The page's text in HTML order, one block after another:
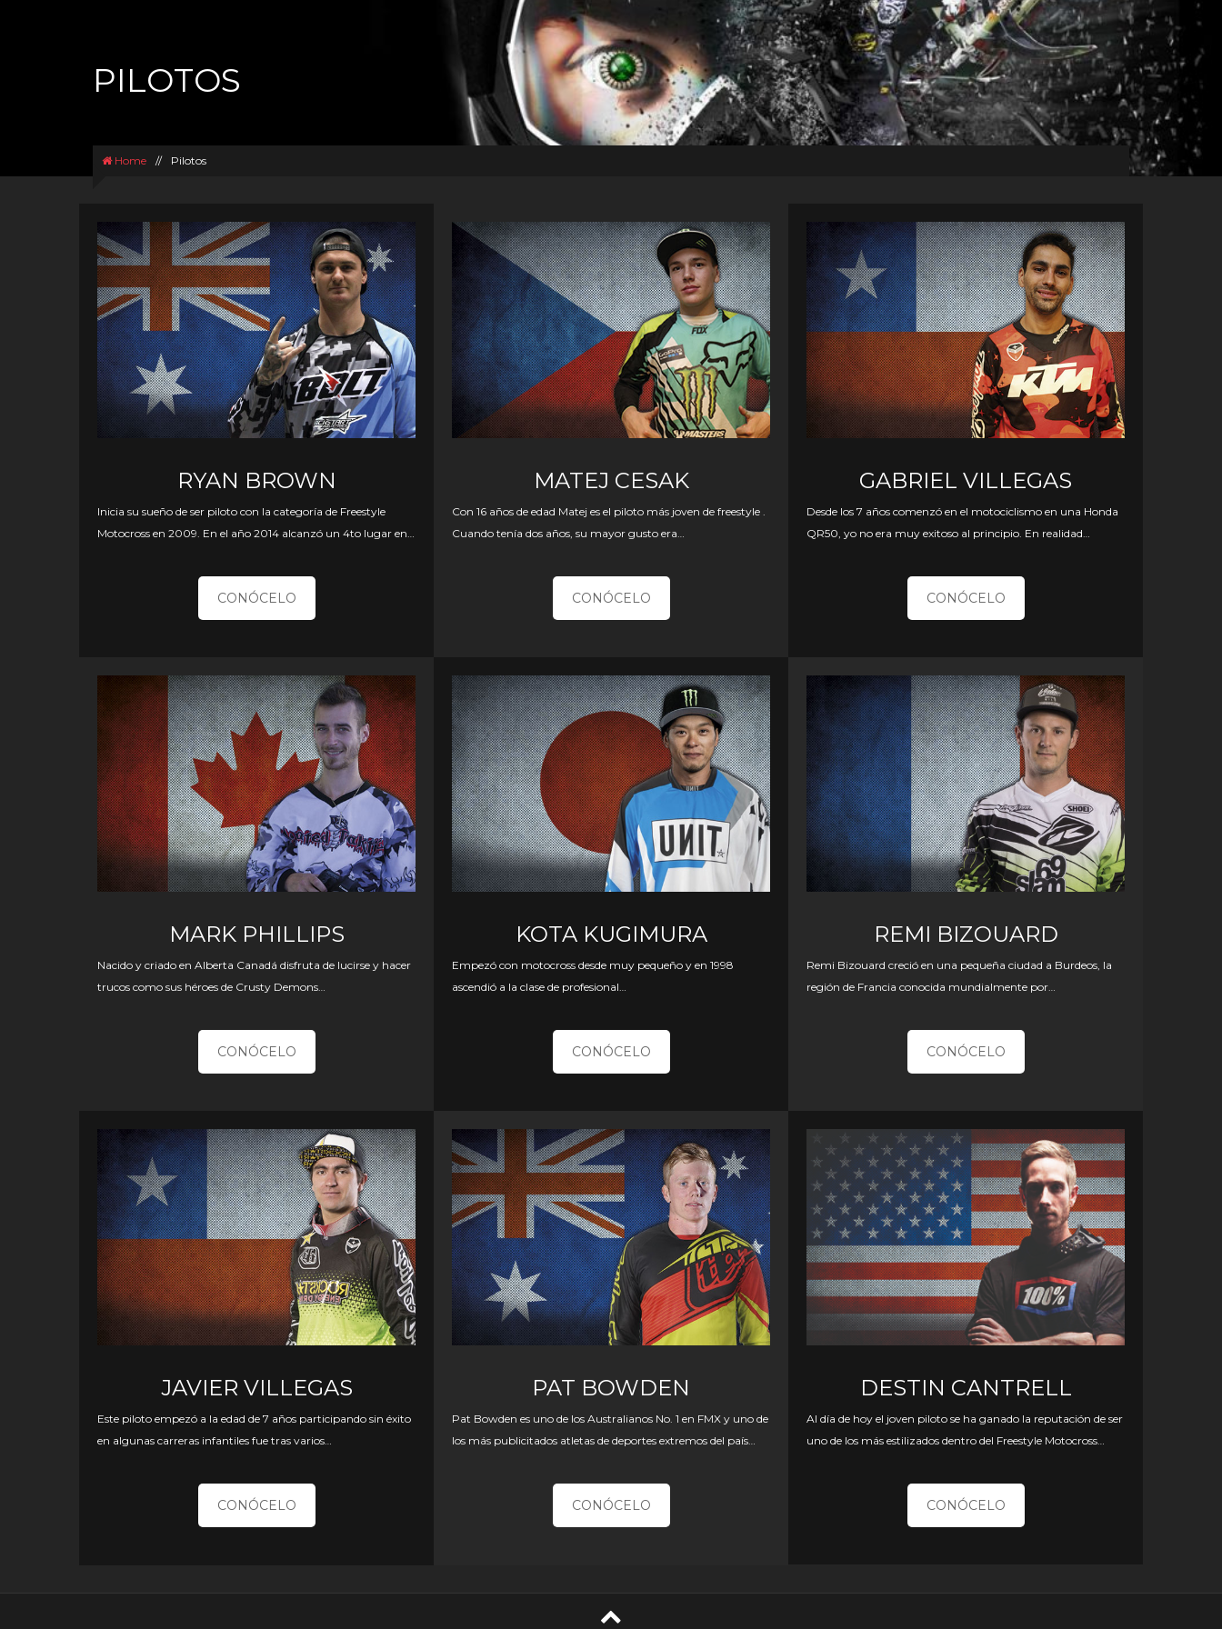
PILOTOS
Home // Pilotos
RYAN BROWN
Inicia su sueño de ser piloto con la categoría de Freestyle
Motocross en 2009. En el año 2014 alcanzó un 4to lugar en…
CONÓCELO
MATEJ CESAK
Con 16 años de edad Matej es el piloto más joven de freestyle .
Cuando tenía dos años, su mayor gusto era…
CONÓCELO
GABRIEL VILLEGAS
Desde los 7 años comenzó en el motociclismo en una Honda
QR50, yo no era muy exitoso al principio. En realidad…
CONÓCELO
MARK PHILLIPS
Nacido y criado en Alberta Canadá disfruta de lucirse y hacer
trucos como sus héroes de Crusty Demons…
CONÓCELO
KOTA KUGIMURA
Empezó con motocross desde muy pequeño y en 1998
ascendió a la clase de profesional…
CONÓCELO
REMI BIZOUARD
Remi Bizouard creció en una pequeña ciudad a Burdeos, la
región de Francia conocida mundialmente por…
CONÓCELO
JAVIER VILLEGAS
Este piloto empezó a la edad de 7 años participando sin éxito
en algunas carreras infantiles fue tras varios…
CONÓCELO
PAT BOWDEN
Pat Bowden es uno de los Australianos No. 1 en FMX y uno de
los más publicitados atletas de deportes extremos del país…
CONÓCELO
DESTIN CANTRELL
Al día de hoy el joven piloto se ha ganado la reputación de ser
uno de los más estilizados dentro del Freestyle Motocross…
CONÓCELO